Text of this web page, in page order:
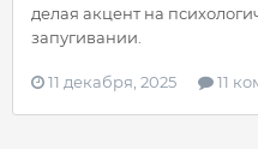
делая акцент на
запугивании.
11 декабря, 2025 11